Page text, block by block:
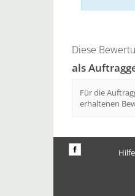
Diese
als
Für die
erhaltenen
Hilfe